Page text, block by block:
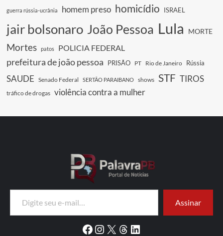
guerra rússia-ucrânia homem preso homicídio ISRAEL
jair bolsonaro João Pessoa Lula MORTE
Mortes patos POLICIA FEDERAL
prefeitura de joão pessoa PRISÃO PT Rio de Janeiro Rússia
SAUDE Senado Federal SERTÃO PARAIBANO shows STF TIROS
tráfico de drogas violência contra a mulher
Digite seu e-mail…
Assinar
Facebook
Instagram
X Threads
LinkedIn